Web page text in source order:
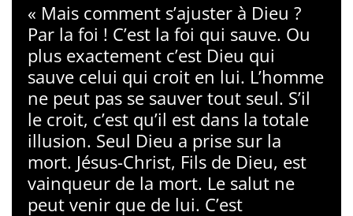
« Mais comment s’ajuster à Dieu ?
Par la foi ! C’est la foi qui sauve. Ou
plus exactement c’est Dieu qui
sauve celui qui croit en lui. L’homme
ne peut pas se sauver tout seul. S’il
le croit, c’est qu’il est dans la totale
illusion. Seul Dieu a prise sur la
mort. Jésus-Christ, Fils de Dieu, est
vainqueur de la mort. Le salut ne
peut venir que de lui. C’est